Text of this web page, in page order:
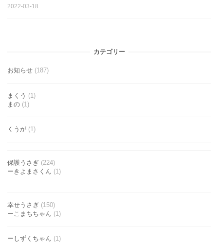
2022-03-18
カテゴリー
お知らせ (187)
まくう (1)
まの (1)
くうが (1)
保護うさぎ (224)
ーきよまさくん (1)
幸せうさぎ (150)
ーこまちちゃん (1)
ーしずくちゃん (1)